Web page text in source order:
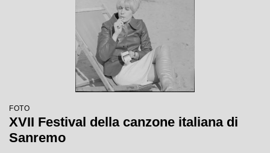
FOTO
XVII Festival della canzone italiana di
Sanremo